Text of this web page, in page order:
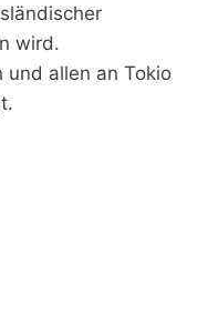
wird.
und allen an Tokio